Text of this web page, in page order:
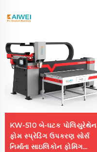
KW-510 બે-ઘટક પોલિયુરેથેન
ફોમ સ્પ્રેડિંગ ઉપકરણ સોર્સ
નિર્માતા સાઇલિકોન ફોમિંગ